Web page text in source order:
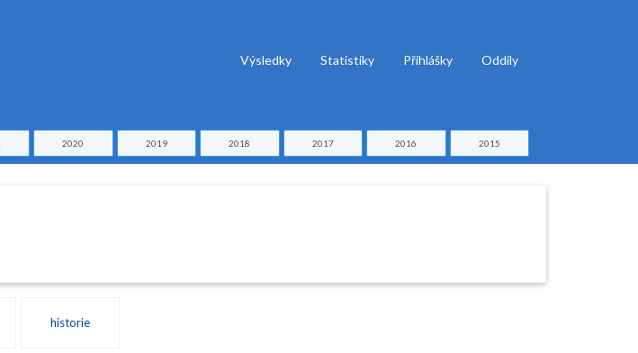
Výsledky Statistiky Přihlášky Oddíly
2020 2019 2018 2017 2016 2015
historie